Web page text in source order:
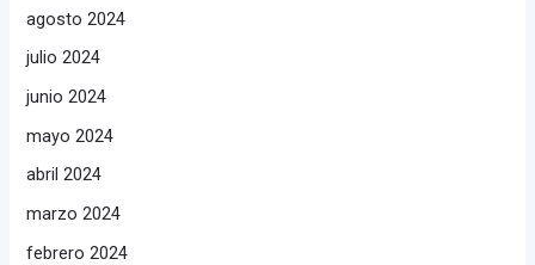
agosto 2024
julio 2024
junio 2024
mayo 2024
abril 2024
marzo 2024
febrero 2024